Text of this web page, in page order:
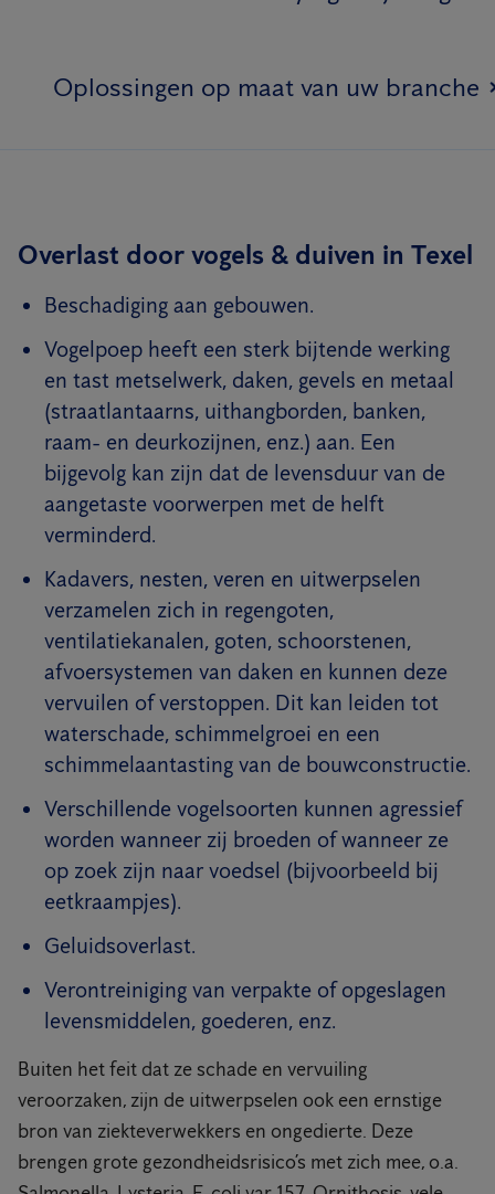
Oplossingen op maat van uw branche
Overlast door vogels & duiven in Texel
Beschadiging aan gebouwen.
Vogelpoep heeft een sterk bijtende werking
en tast metselwerk, daken, gevels en metaal
(straatlantaarns, uithangborden, banken,
raam- en deurkozijnen, enz.) aan. Een
bijgevolg kan zijn dat de levensduur van de
aangetaste voorwerpen met de helft
verminderd.
Kadavers, nesten, veren en uitwerpselen
verzamelen zich in regengoten,
ventilatiekanalen, goten, schoorstenen,
afvoersystemen van daken en kunnen deze
vervuilen of verstoppen. Dit kan leiden tot
waterschade, schimmelgroei en een
schimmelaantasting van de bouwconstructie.
Verschillende vogelsoorten kunnen agressief
worden wanneer zij broeden of wanneer ze
op zoek zijn naar voedsel (bijvoorbeeld bij
eetkraampjes).
Geluidsoverlast.
Verontreiniging van verpakte of opgeslagen
levensmiddelen, goederen, enz.
Buiten het feit dat ze schade en vervuiling
veroorzaken, zijn de uitwerpselen ook een ernstige
bron van ziekteverwekkers en ongedierte. Deze
brengen grote gezondheidsrisico’s met zich mee, o.a.